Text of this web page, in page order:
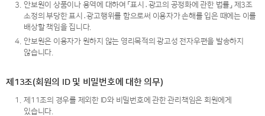
3.
안보원이 상품이나 용역에 대하여 「표시․광고의 공정화에 관한 법률」 제3조
소정의 부당한 표시․광고행위를 함으로써 이용자가 손해를 입은 때에는 이를
배상할 책임을 집니다.
4. 안보원은 이용자가 원하지 않는 영리목적의 광고성 전자우편을 발송하지
않습니다.
제13조(회원의 ID 및 비밀번호에 대한 의무)
1.
제11조의 경우를 제외한 ID와 비밀번호에 관한 관리책임은 회원에게
있습니다.